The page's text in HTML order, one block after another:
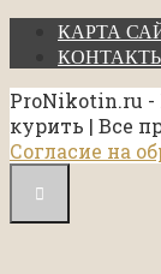
КАРТА
ProNikotin.ru -
курить | Все
Согласие на